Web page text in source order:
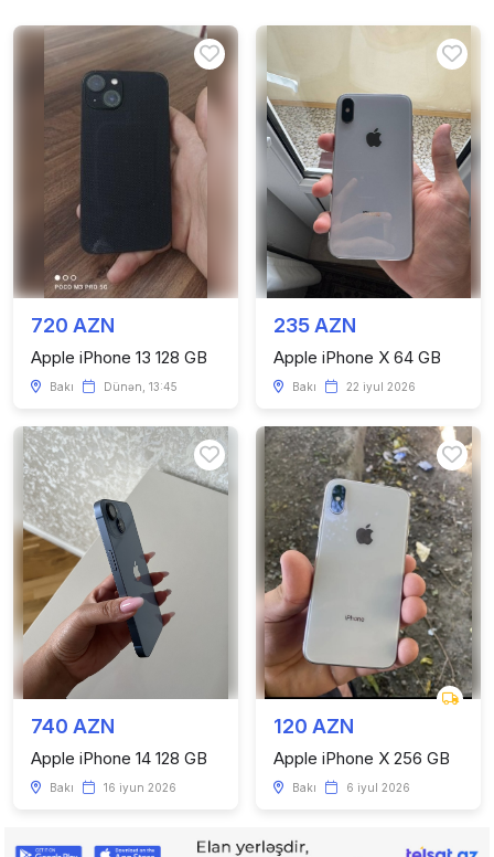
720 AZN
Apple iPhone 13 128 GB
Bakı Dünən, 13:45
235 AZN
Apple iPhone X 64 GB
Bakı 22 iyul 2026
740 AZN
Apple iPhone 14 128 GB
Bakı 16 iyun 2026
120 AZN
Apple iPhone X 256 GB
Bakı 6 iyul 2026